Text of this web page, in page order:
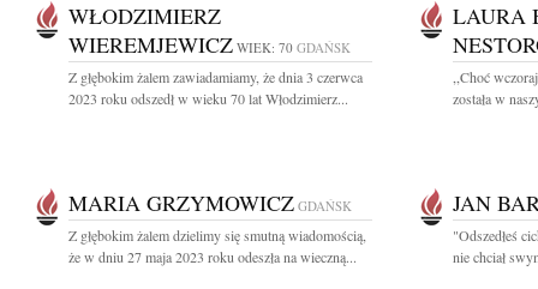
WŁODZIMIERZ
WIEREMJEWICZ WIEK: 70 GDAŃSK
Z głębokim żalem zawiadamiamy, że dnia 3 czerwca
2023 roku odszedł w wieku 70 lat Włodzimierz...
LAURA
,,Choć
została w
MARIA GRZYMOWICZ GDAŃSK
Z głębokim żalem dzielimy się smutną wiadomością,
że w dniu 27 maja 2023 roku odeszła na wieczną...
JAN
"Odszedłeś
nie chciał